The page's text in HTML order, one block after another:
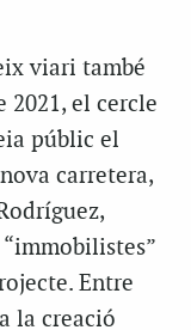
viari també
2021, el cercle
públic el
carretera,
Entre
la creació